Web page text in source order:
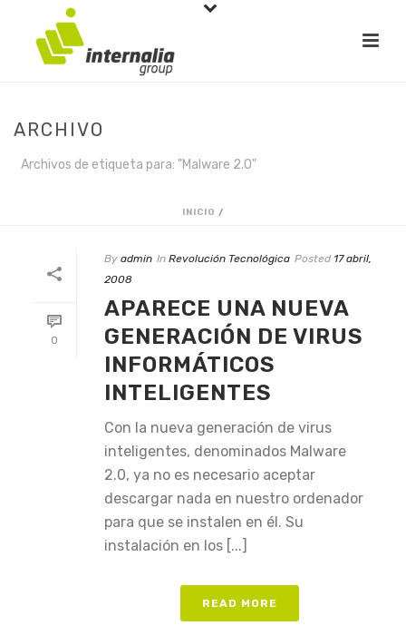
ARCHIVO
Archivos de etiqueta para: "Malware 2.0"
INICIO /
0
By admin In Revolución Tecnológica Posted 17 abril,
2008
APARECE UNA NUEVA
GENERACIÓN DE VIRUS
INFORMÁTICOS
INTELIGENTES
Con la nueva generación de virus
inteligentes, denominados Malware
2.0, ya no es necesario aceptar
descargar nada en nuestro ordenador
para que se instalen en él. Su
instalación en los [...]
READ MORE